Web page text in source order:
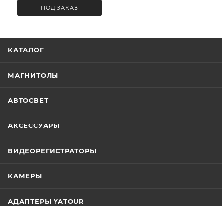
ПОД ЗАКАЗ
КАТАЛОГ
МАГНИТОЛЫ
АВТОСВЕТ
АКСЕССУАРЫ
ВИДЕОРЕГИСТРАТОРЫ
КАМЕРЫ
АДАПТЕРЫ YATOUR